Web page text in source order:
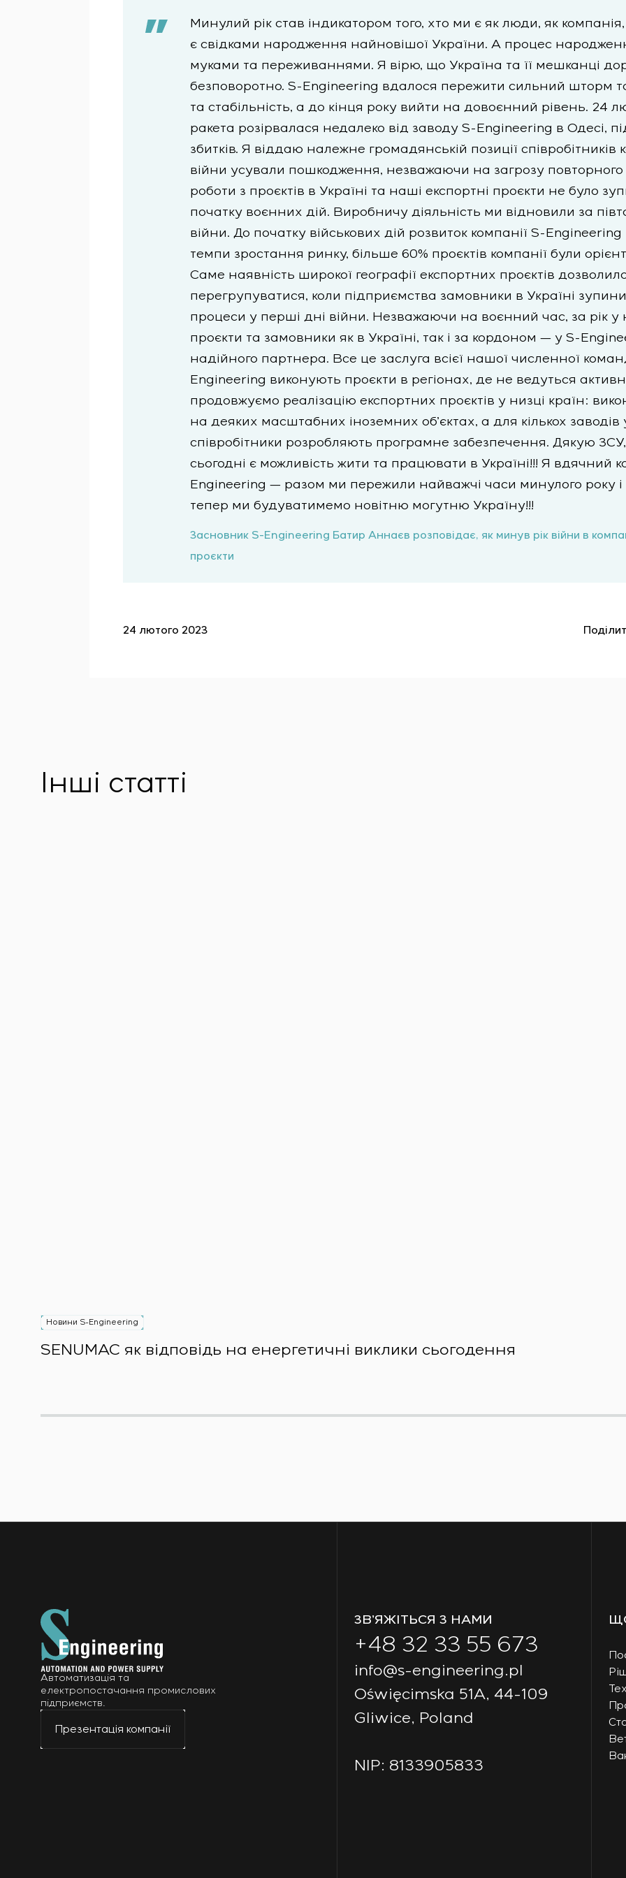
Минулий рік став індикатором того, хто ми є як люди, як
є свідками народження найновішої України. А процес
муками та переживаннями. Я вірю, що Україна та її мешканці
безповоротно. S-Engineering вдалося пережити сильний шторм та
та стабільність, а до кінця року вийти на довоєнний рівень. 24
ракета розірвалася недалеко від заводу S-Engineering в Одесі,
збитків. Я віддаю належне громадянській позиції співробітників
війни усували пошкодження, незважаючи на загрозу повторного
роботи з проєктів в Україні та наші експортні проєкти не було
початку воєнних дій. Виробничу діяльність ми відновили за
війни. До початку військових дій розвиток компанії S-
темпи зростання ринку, більше 60% проєктів компанії були
Саме наявність широкої географії експортних проєктів
перегрупуватися, коли підприємства замовники в Україні
процеси у перші дні війни. Незважаючи на воєнний час, за рік у
проєкти та замовники як в Україні, так і за кордоном — у S-
надійного партнера. Все це заслуга всієї нашої численної
Engineering виконують проєкти в регіонах, де не ведуться
продовжуємо реалізацію експортних проєктів у низці країн:
на деяких масштабних іноземних об’єктах, а для кількох
співробітники розробляють програмне забезпечення. Дякую
сьогодні є можливість жити та працювати в Україні!!! Я вдячний
Engineering — разом ми пережили найважчі часи минулого року
тепер ми будуватимемо новітню могутню Україну!!!
Засновник S-Engineering Батир Аннаєв розповідає, як минув рік війни в
проєкти
24 лютого 2023
Інші статті
Новини S-Engineering
SENUMAC як відповідь на енергетичні виклики сьогодення
Автоматизація та
електропостачання промислових
підприємств.
Презентація компанії
ЗВ’ЯЖІТЬСЯ З НАМИ
+48 32 33 55 673
info@s-engineering.pl
Oświęcimska 51A, 44-109
Gliwice, Poland
NIP: 8133905833